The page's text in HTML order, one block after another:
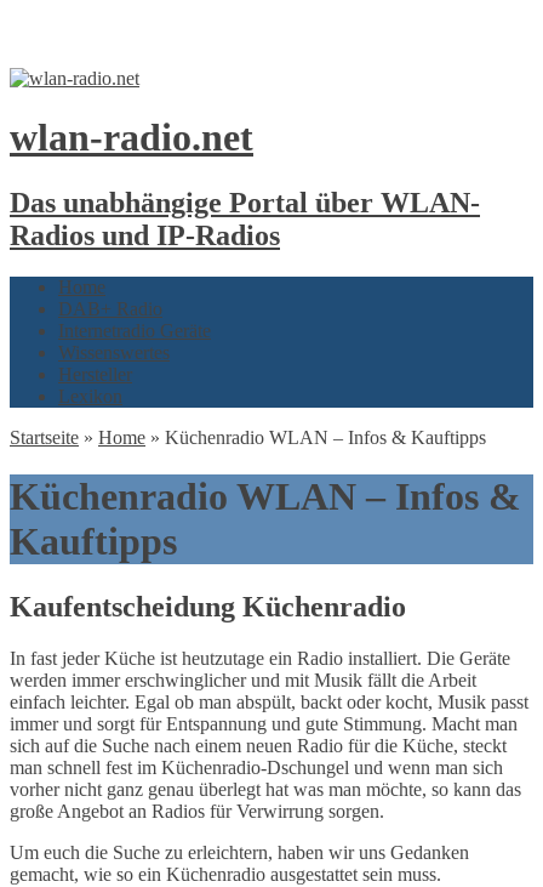
wlan-radio.net
Das unabhängige Portal über WLAN-
Radios und IP-Radios
Home
DAB+ Radio
Internetradio Geräte
Wissenswertes
Hersteller
Lexikon
Startseite » Home » Küchenradio WLAN – Infos & Kauftipps
Küchenradio WLAN – Infos &
Kauftipps
Kaufentscheidung Küchenradio
In fast jeder Küche ist heutzutage ein Radio installiert. Die Geräte
werden immer erschwinglicher und mit Musik fällt die Arbeit
einfach leichter. Egal ob man abspült, backt oder kocht, Musik passt
immer und sorgt für Entspannung und gute Stimmung. Macht man
sich auf die Suche nach einem neuen Radio für die Küche, steckt
man schnell fest im Küchenradio-Dschungel und wenn man sich
vorher nicht ganz genau überlegt hat was man möchte, so kann das
große Angebot an Radios für Verwirrung sorgen.
Um euch die Suche zu erleichtern, haben wir uns Gedanken
gemacht, wie so ein Küchenradio ausgestattet sein muss.